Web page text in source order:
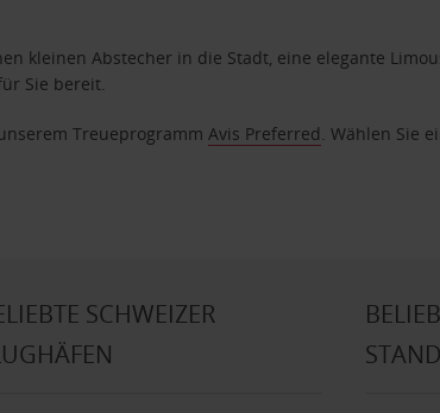
kleinen Abstecher in die Stadt, eine elegante
Sie bereit.
TreueprogrammAvis Preferred. Wählen Sie
SCHWEIZER